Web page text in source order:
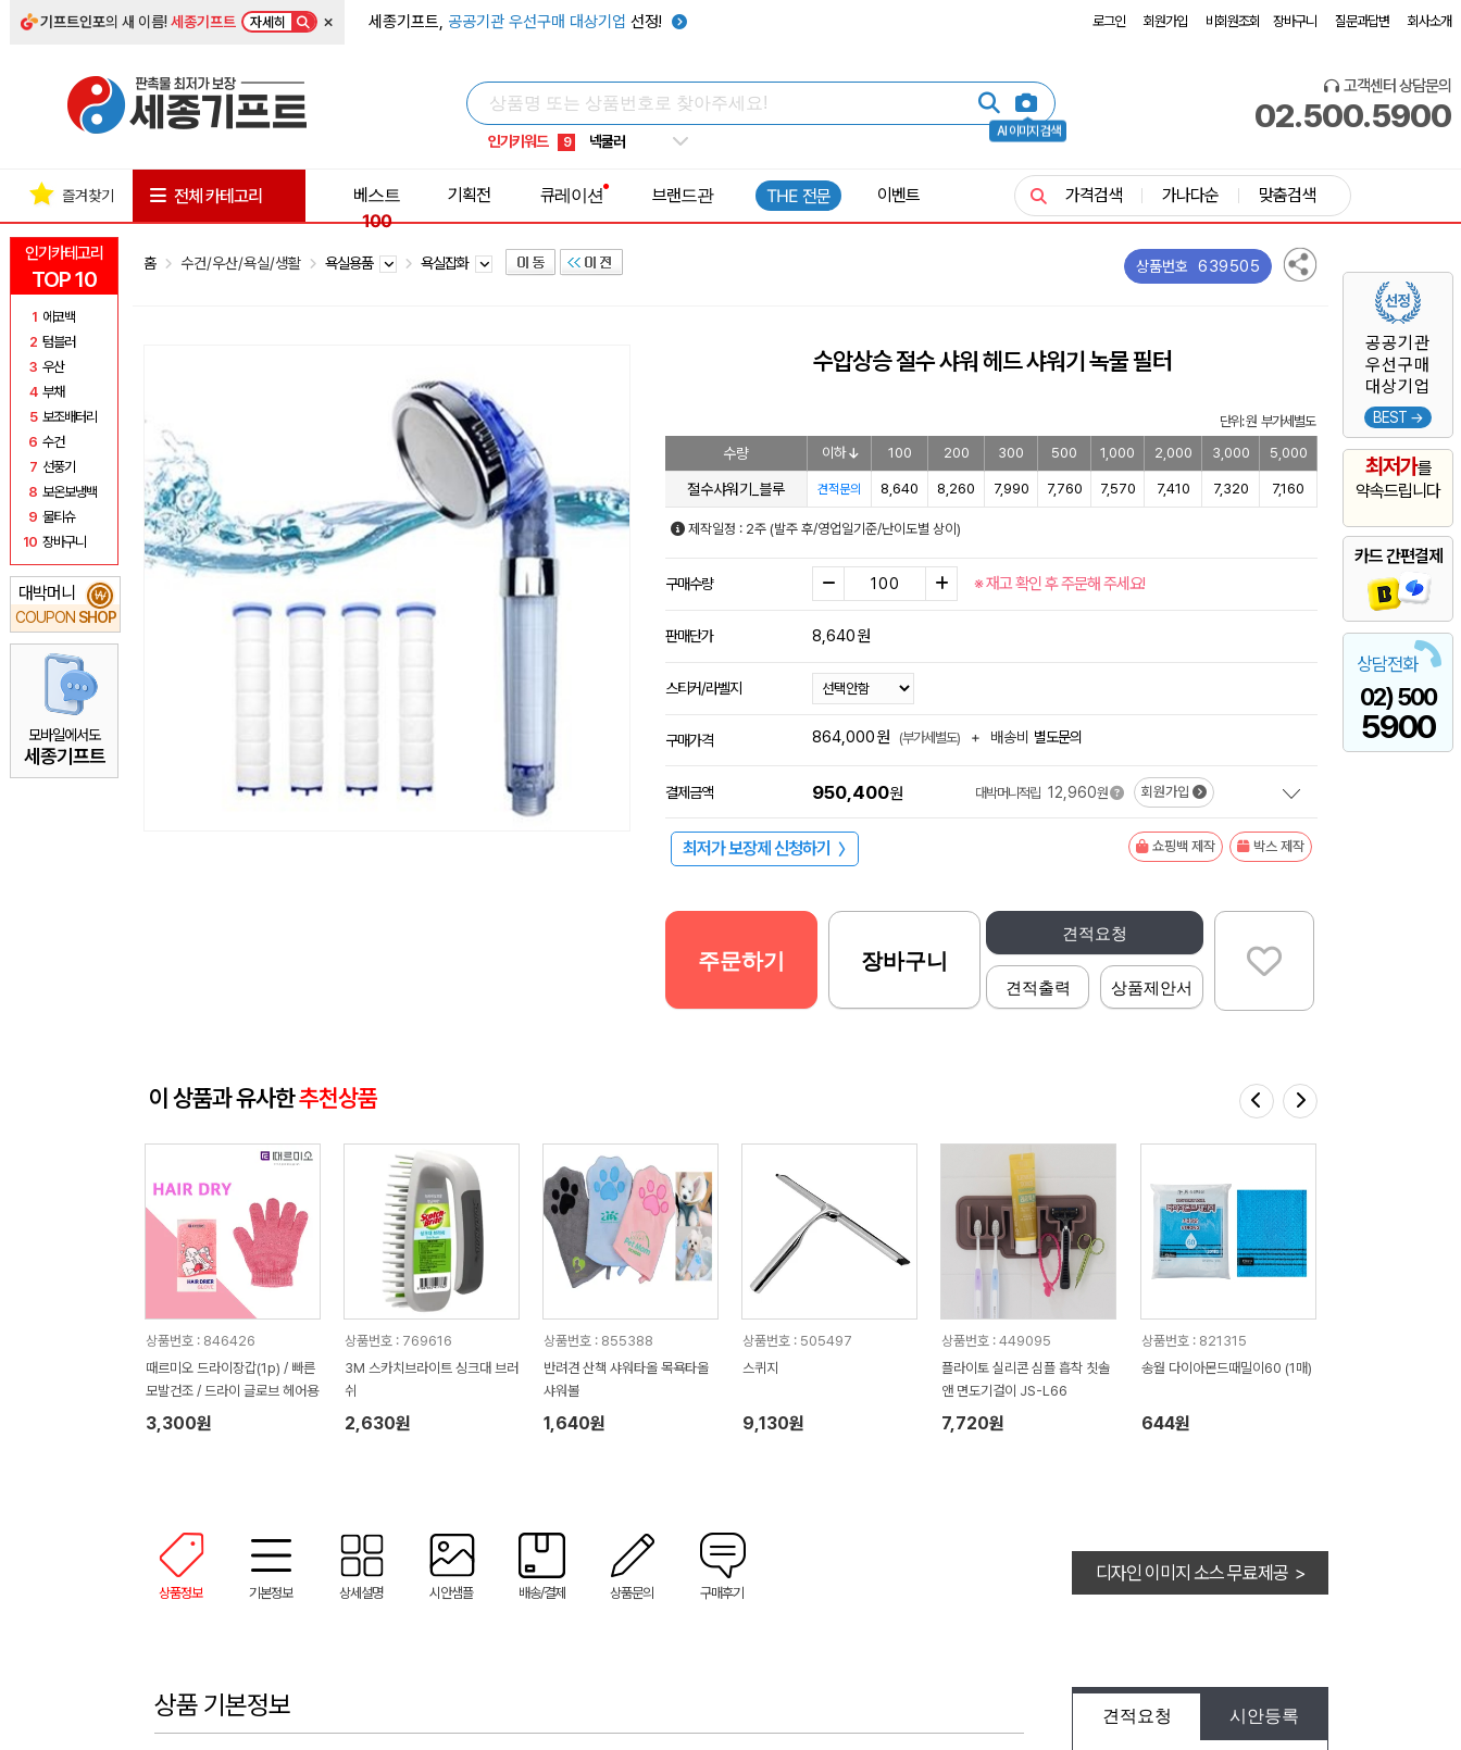
기프트인포의 새 이름!세종기프트 자세히 × 세종기프트, 공공기관 우선구매 대상기업 선정! 로그인 회원가입 비회원조회 장바구니 질문과답변 회사소개
AI 이미지 검색
인기키워드
5 키캡
8 쿨토시
9 넥쿨러
1 선풍기
고객센터 상담문의
02.500.5900
인기카테고리
TOP 10
1 에코백
2 텀블러
3 우산
4 부채
5 보조배터리
6 수건
7 선풍기
8 보온보냉백
9 물티슈
10 장바구니
대박머니
COUPON SHOP
₩
모바일에서도
세종기프트
공공기관
우선구매
대상기업
BEST →
최저가를
약속드립니다
카드 간편결제
상담전화
02) 500
5900
즐겨찾기 전체 카테고리
베스트
100
기획전 큐레이션 브랜드관 THE 전문 이벤트 가격검색 가나다순 맞춤검색
홈 수건/우산/욕실/생활 욕실용품 욕실잡화 상품번호 639505
수압상승 절수 샤워 헤드 샤워기 녹물 필터
단위: 원 부가세별도
수량 이하 100 200 300 500 1,000 2,000 3,000 5,000
절수샤워기_블루 견적문의 8,640 8,260 7,990 7,760 7,570 7,410 7,320 7,160
제작일정 : 2주 (발주 후/영업일기준/난이도별 상이)
구매수량 ※ 재고 확인 후 주문해 주세요!
판매단가 8,640원
스티커/라벨지
구매가격 864,000원 (부가세별도) + 배송비 별도문의
결제금액 950,400원 대박머니적립 12,960원 회원가입
최저가 보장제 신청하기 〉 쇼핑백 제작 박스 제작
견적요청
견적출력 상품제안서
주문하기 장바구니
이 상품과 유사한추천상품
상품번호 : 846426
때르미오 드라이장갑(1p) / 빠른
모발건조 / 드라이 글로브 헤어용
3,300원
상품번호 : 769616
3M 스카치브라이트 싱크대 브러
쉬
2,630원
상품번호 : 855388
반려견 산책 샤워타올 목욕타올
샤워볼
1,640원
상품번호 : 505497
스퀴지
9,130원
상품번호 : 449095
플라이토 실리콘 심플 흡착 칫솔
앤 면도기걸이 JS-L66
7,720원
상품번호 : 821315
송월 다이아몬드때밀이60 (1매)
644원
상품정보 기본정보 상세설명 시안샘플 배송/결제 상품문의 구매후기
디자인 이미지 소스 무료제공 >
견적요청 시안등록
상품 기본정보